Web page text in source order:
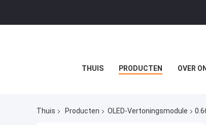
THUIS PRODUCTEN OVER
Thuis Producten OLED-Vertoningsmodule